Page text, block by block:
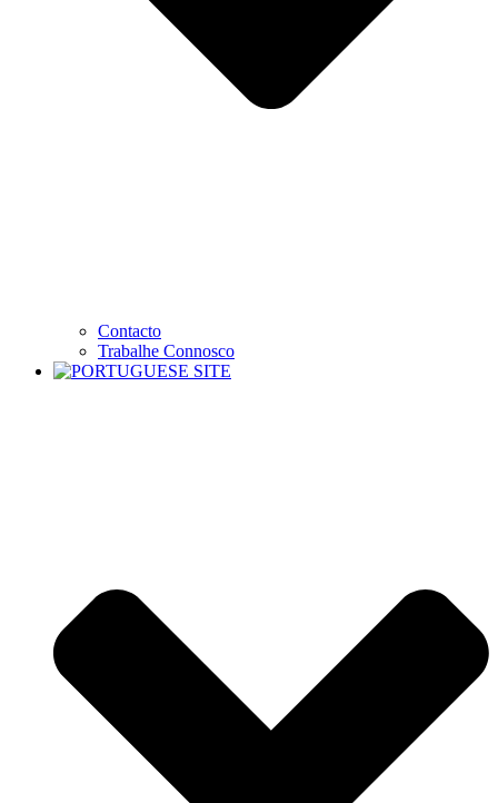
Contacto
Trabalhe Connosco